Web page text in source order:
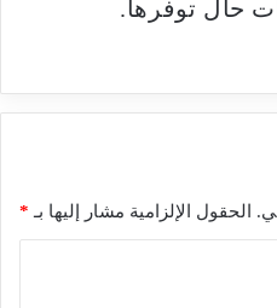
حال توفرها.
الحقول الإلزامية مشار إليها بـ *